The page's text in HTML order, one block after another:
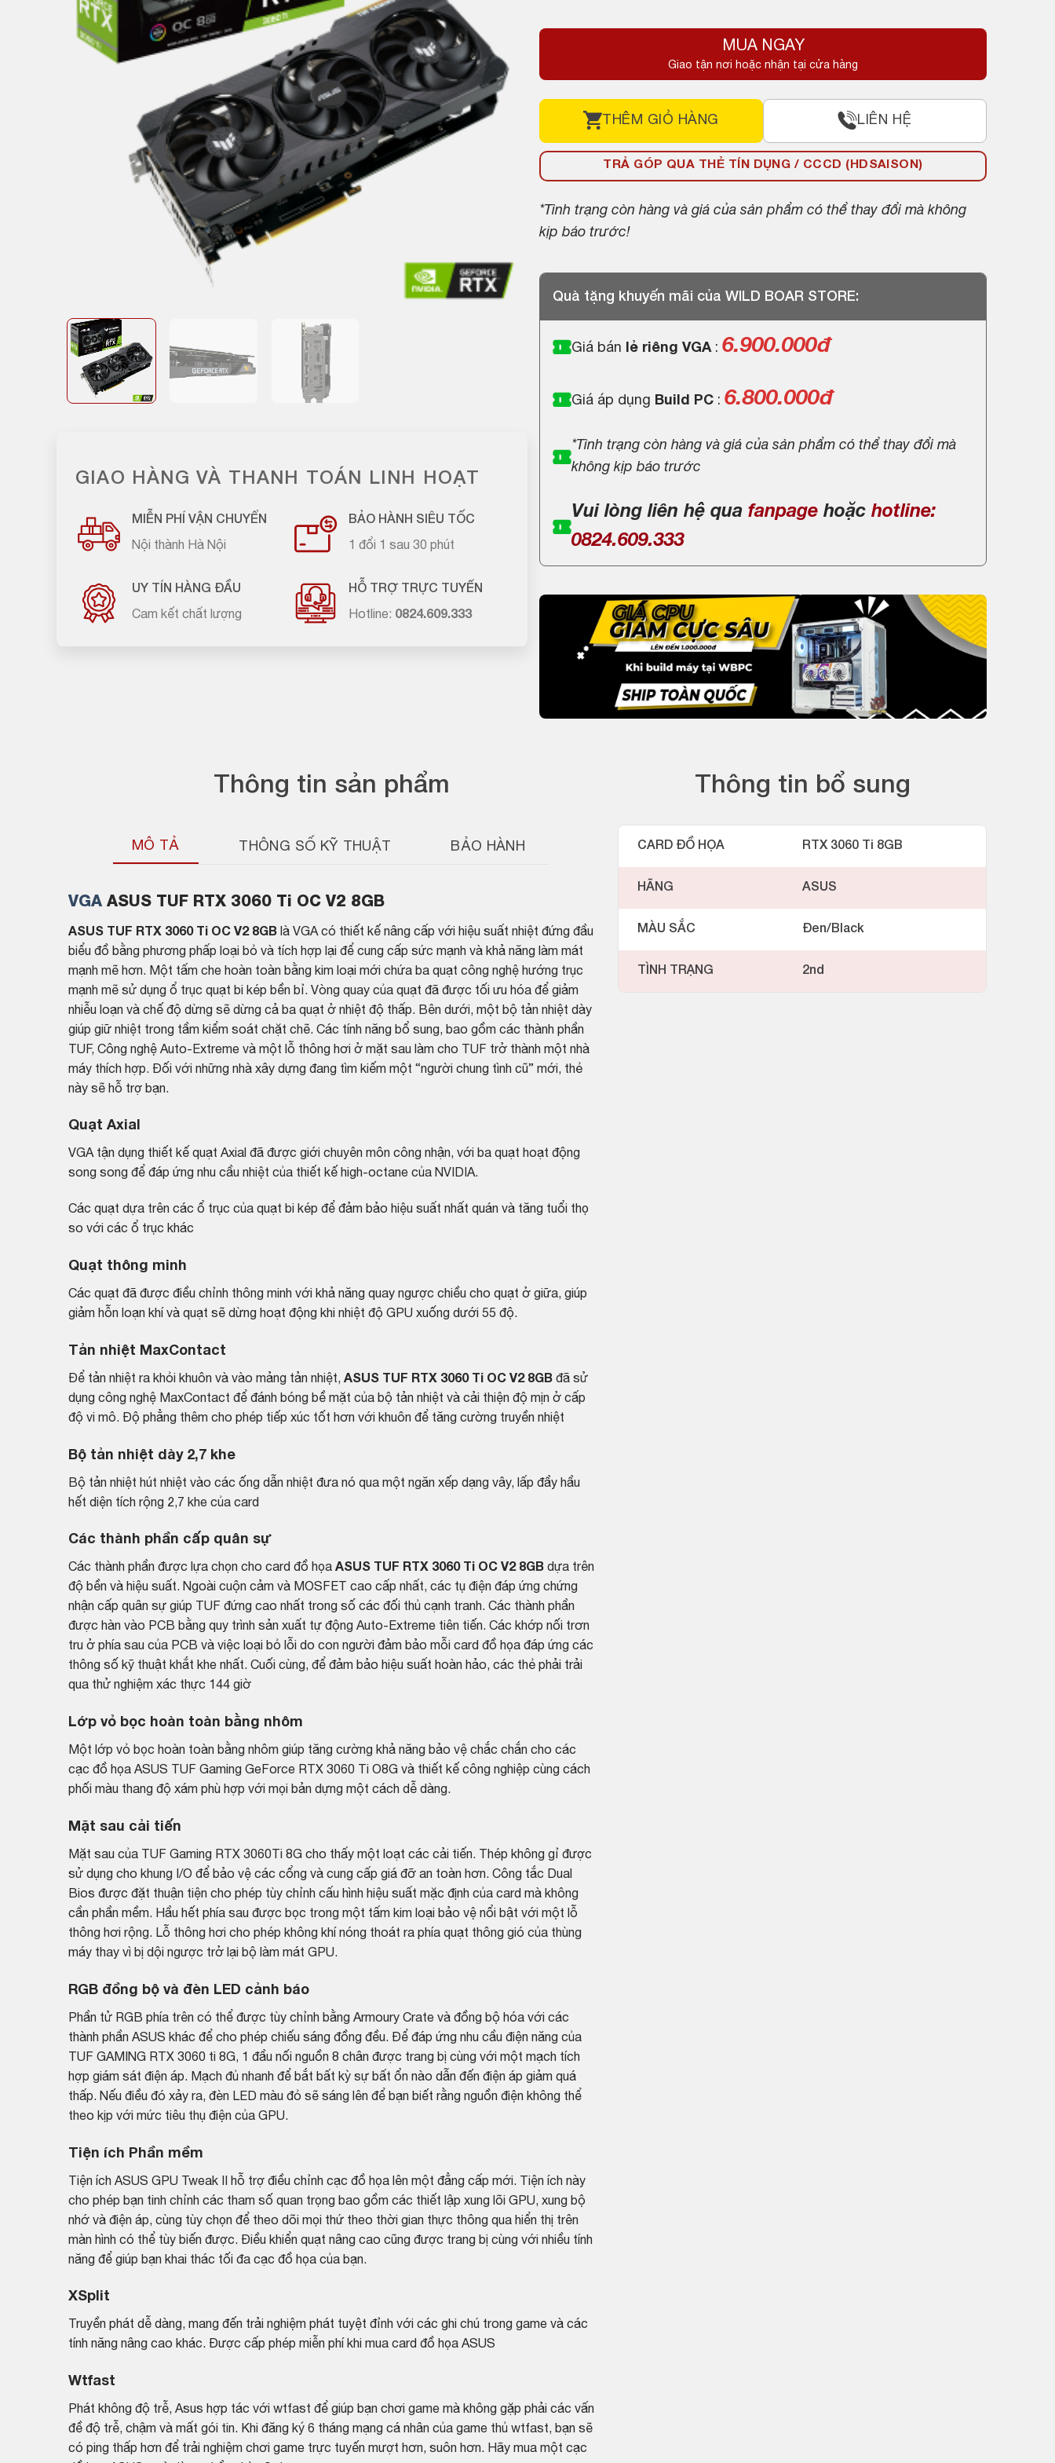
GIAO HÀNG VÀ THANH TOÁN LINH HOẠT
MIỄN PHÍ VẬN CHUYỂN
Nội thành Hà Nội
BẢO HÀNH SIÊU TỐC
1 đổi 1 sau 30 phút
UY TÍN HÀNG ĐẦU
Cam kết chất lượng
HỖ TRỢ TRỰC TUYẾN
Hotline: 0824.609.333
là:
7,500,000 ₫.
tại
6,800,000 ₫.
MUA NGAY
Giao tận nơi hoặc nhận tại cửa hàng
THÊM GIỎ HÀNG LIÊN HỆ
TRẢ GÓP QUA THẺ TÍN DỤNG / CCCD (HDSAISON)
*Tình trạng còn hàng và giá của sản phẩm có thể thay đổi mà không
kịp báo trước!
Quà tặng khuyến mãi của WILD BOAR STORE:
Giá bán lẻ riêng VGA : 6.900.000đ
Giá áp dụng Build PC : 6.800.000đ
*Tình trạng còn hàng và giá của sản phẩm có thể thay đổi mà
không kịp báo trước
Vui lòng liên hệ qua fanpage hoặc hotline:
0824.609.333
Thông tin sản phẩm
MÔ TẢ THÔNG SỐ KỸ THUẬT BẢO HÀNH
VGA ASUS TUF RTX 3060 Ti OC V2 8GB
ASUS TUF RTX 3060 Ti OC V2 8GB là VGA có thiết kế nâng cấp với hiệu suất nhiệt đứng đầu
biểu đồ bằng phương phấp loại bỏ và tích hợp lại để cung cấp sức mạnh và khả năng làm mát
mạnh mẽ hơn. Một tấm che hoàn toàn bằng kim loại mới chứa ba quạt công nghệ hướng trục
mạnh mẽ sử dụng ổ trục quạt bi kép bền bỉ. Vòng quay của quạt đã được tối ưu hóa để giảm
nhiễu loạn và chế độ dừng sẽ dừng cả ba quạt ở nhiệt độ thấp. Bên dưới, một bộ tản nhiệt dày
giúp giữ nhiệt trong tầm kiểm soát chặt chẽ. Các tính năng bổ sung, bao gồm các thành phần
TUF, Công nghệ Auto-Extreme và một lỗ thông hơi ở mặt sau làm cho TUF trở thành một nhà
máy thích hợp. Đối với những nhà xây dựng đang tìm kiếm một “người chung tình cũ” mới, thẻ
này sẽ hỗ trợ bạn.
Quạt Axial
VGA tận dụng thiết kế quạt Axial đã được giới chuyên môn công nhận, với ba quạt hoạt động
song song để đáp ứng nhu cầu nhiệt của thiết kế high-octane của NVIDIA.
Các quạt dựa trên các ổ trục của quạt bi kép để đảm bảo hiệu suất nhất quán và tăng tuổi thọ
so với các ổ trục khác
Quạt thông minh
Các quạt đã được điều chỉnh thông minh với khả năng quay ngược chiều cho quạt ở giữa, giúp
giảm hỗn loạn khí và quạt sẽ dừng hoạt động khi nhiệt độ GPU xuống dưới 55 độ.
Tản nhiệt MaxContact
Để tản nhiệt ra khỏi khuôn và vào mảng tản nhiệt, ASUS TUF RTX 3060 Ti OC V2 8GB đã sử
dụng công nghệ MaxContact để đánh bóng bề mặt của bộ tản nhiệt và cải thiện độ mịn ở cấp
độ vi mô. Độ phẳng thêm cho phép tiếp xúc tốt hơn với khuôn để tăng cường truyền nhiệt
Bộ tản nhiệt dày 2,7 khe
Bộ tản nhiệt hút nhiệt vào các ống dẫn nhiệt đưa nó qua một ngăn xếp dạng vây, lấp đầy hầu
hết diện tích rộng 2,7 khe của card
Các thành phần cấp quân sự
Các thành phần được lựa chọn cho card đồ họa ASUS TUF RTX 3060 Ti OC V2 8GB dựa trên
độ bền và hiệu suất. Ngoài cuộn cảm và MOSFET cao cấp nhất, các tụ điện đáp ứng chứng
nhận cấp quân sự giúp TUF đứng cao nhất trong số các đối thủ cạnh tranh. Các thành phần
được hàn vào PCB bằng quy trình sản xuất tự động Auto-Extreme tiên tiến. Các khớp nối trơn
tru ở phía sau của PCB và việc loại bỏ lỗi do con người đảm bảo mỗi card đồ họa đáp ứng các
thông số kỹ thuật khắt khe nhất. Cuối cùng, để đảm bảo hiệu suất hoàn hảo, các thẻ phải trải
qua thử nghiệm xác thực 144 giờ
Lớp vỏ bọc hoàn toàn bằng nhôm
Một lớp vỏ bọc hoàn toàn bằng nhôm giúp tăng cường khả năng bảo vệ chắc chắn cho các
cạc đồ họa ASUS TUF Gaming GeForce RTX 3060 Ti O8G và thiết kế công nghiệp cùng cách
phối màu thang độ xám phù hợp với mọi bản dựng một cách dễ dàng.
Mặt sau cải tiến
Mặt sau của TUF Gaming RTX 3060Ti 8G cho thấy một loạt các cải tiến. Thép không gỉ được
sử dụng cho khung I/O để bảo vệ các cổng và cung cấp giá đỡ an toàn hơn. Công tắc Dual
Bios được đặt thuận tiện cho phép tùy chỉnh cấu hình hiệu suất mặc định của card mà không
cần phần mềm. Hầu hết phía sau được bọc trong một tấm kim loại bảo vệ nổi bật với một lỗ
thông hơi rộng. Lỗ thông hơi cho phép không khí nóng thoát ra phía quạt thông gió của thùng
máy thay vì bị dội ngược trở lại bộ làm mát GPU.
RGB đồng bộ và đèn LED cảnh báo
Phần tử RGB phía trên có thể được tùy chỉnh bằng Armoury Crate và đồng bộ hóa với các
thành phần ASUS khác để cho phép chiếu sáng đồng đều. Để đáp ứng nhu cầu điện năng của
TUF GAMING RTX 3060 ti 8G, 1 đầu nối nguồn 8 chân được trang bị cùng với một mạch tích
hợp giám sát điện áp. Mạch đủ nhanh để bắt bất kỳ sự bất ổn nào dẫn đến điện áp giảm quá
thấp. Nếu điều đó xảy ra, đèn LED màu đỏ sẽ sáng lên để bạn biết rằng nguồn điện không thể
theo kịp với mức tiêu thụ điện của GPU.
Tiện ích Phần mềm
Tiện ích ASUS GPU Tweak II hỗ trợ điều chỉnh cạc đồ họa lên một đẳng cấp mới. Tiện ích này
cho phép bạn tinh chỉnh các tham số quan trọng bao gồm các thiết lập xung lõi GPU, xung bộ
nhớ và điện áp, cùng tùy chọn để theo dõi mọi thứ theo thời gian thực thông qua hiển thị trên
màn hình có thể tùy biến được. Điều khiển quạt nâng cao cũng được trang bị cùng với nhiều tính
năng để giúp bạn khai thác tối đa cạc đồ họa của bạn.
XSplit
Truyền phát dễ dàng, mang đến trải nghiệm phát tuyệt đỉnh với các ghi chú trong game và các
tính năng nâng cao khác. Được cấp phép miễn phí khi mua card đồ họa ASUS
Wtfast
Phát không độ trễ, Asus hợp tác với wtfast để giúp bạn chơi game mà không gặp phải các vấn
đề độ trễ, chậm và mất gói tin. Khi đăng ký 6 tháng mạng cá nhân của game thủ wtfast, bạn sẽ
có ping thấp hơn để trải nghiệm chơi game trực tuyến mượt hơn, suôn hơn. Hãy mua một cạc
Thông tin bổ sung
CARD ĐỒ HỌA RTX 3060 Ti 8GB
HÃNG ASUS
MÀU SẮC Đen/Black
TÌNH TRẠNG 2nd